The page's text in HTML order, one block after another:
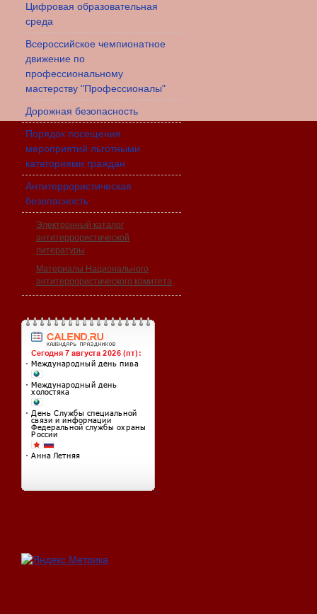
Цифровая образовательная
среда
Всероссийское чемпионатное
движение по
профессиональному
мастерству "Профессионалы"
Дорожная безопасность
Порядок посещения
мероприятий льготными
категориями граждан
Антитеррористическая
безопасность
Электронный каталог
антитеррористической
литературы
Материалы Национального
антитеррористического комитета